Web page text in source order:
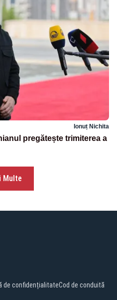
Ionuț Nichita
pregătește trimiterea a
Multe
de confidențialitateCod de conduită